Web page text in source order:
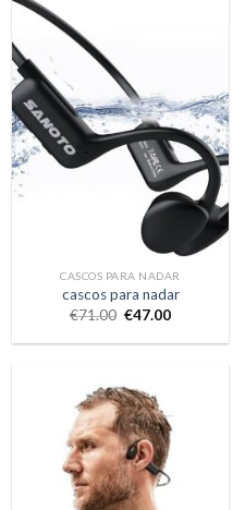
CASCOS PARA NADAR
cascos para nadar
€71.00 €47.00